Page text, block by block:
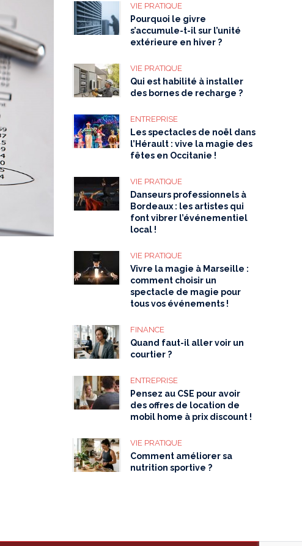
VIE PRATIQUE
Pourquoi le givre
s’accumule-t-il sur l’unité
extérieure en hiver ?
VIE PRATIQUE
Qui est habilité à installer
des bornes de recharge ?
ENTREPRISE
Les spectacles de noël dans
l’Hérault : vive la magie des
fêtes en Occitanie !
VIE PRATIQUE
Danseurs professionnels à
Bordeaux : les artistes qui
font vibrer l’événementiel
local !
VIE PRATIQUE
Vivre la magie à Marseille :
comment choisir un
spectacle de magie pour
tous vos événements !
FINANCE
Quand faut-il aller voir un
courtier ?
ENTREPRISE
Pensez au CSE pour avoir
des offres de location de
mobil home à prix discount !
VIE PRATIQUE
Comment améliorer sa
nutrition sportive ?